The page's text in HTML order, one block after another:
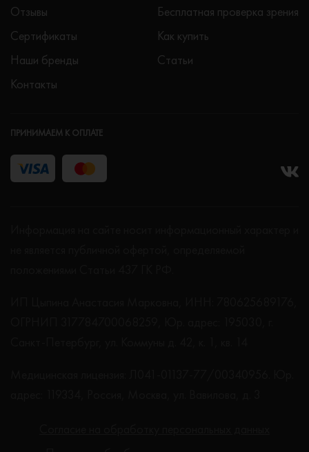
Отзывы
Сертификаты
Наши бренды
Контакты
Бесплатная проверка зрения
Как купить
Статьи
ПРИНИМАЕМ К ОПЛАТЕ